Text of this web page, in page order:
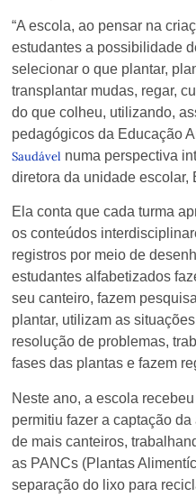
“A escola, ao pensar na
estudantes a possibilidade
selecionar o que plantar,
transplantar mudas, regar,
do que colheu, utilizando,
pedagógicos da Educação
Saudável numa perspectiva
diretora da unidade escolar,
Ela conta que cada turma
os conteúdos
registros por meio de
estudantes alfabetizados
seu canteiro, fazem
plantar, utilizam as
resolução de problemas,
fases das plantas e fazem
Neste ano, a escola
permitiu fazer a captação
de mais canteiros,
as PANCs (Plantas
separação do lixo para